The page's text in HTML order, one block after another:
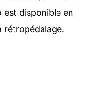
est disponible en
rétropédalage.